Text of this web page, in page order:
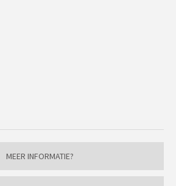
MEER INFORMATIE?